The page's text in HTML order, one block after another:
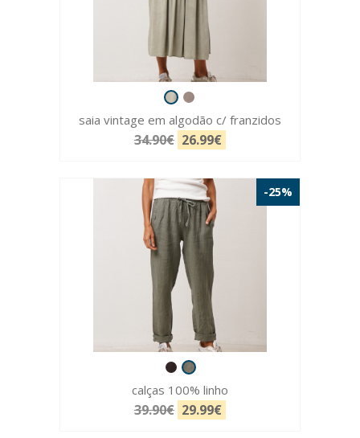
saia vintage em algodão c/ franzidos
34.90€ 26.99€
-25%
calças 100% linho
39.90€ 29.99€